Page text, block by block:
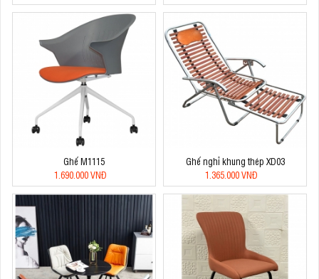
Ghế M1115
1.690.000 VNĐ
Ghế nghỉ khung thép XD03
1.365.000 VNĐ